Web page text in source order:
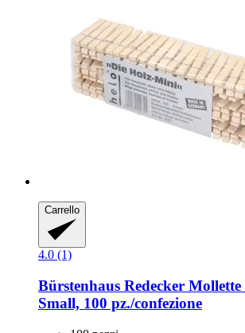
Carrello
4.0 (1)
Bürstenhaus Redecker Mollette
Small, 100 pz./confezione